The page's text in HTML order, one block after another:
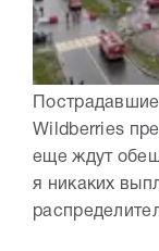
Wildberries
еще ждут
я никаких